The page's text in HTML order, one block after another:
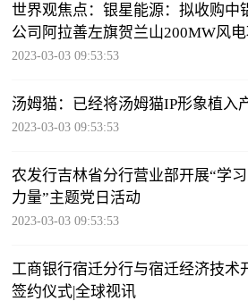
世界观焦点：银星能源：拟收购中
公司阿拉善左旗贺兰山200MW风电
2023-03-03 09:53:53
汤姆猫：已经将汤姆猫IP形象植入
2023-03-03 09:53:53
农发行吉林省分行营业部开展“学
力量”主题党日活动
2023-03-03 09:53:53
工商银行宿迁分行与宿迁经济技术
签约仪式|全球视讯